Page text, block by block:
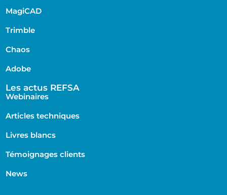
MagiCAD
Trimble
Chaos
Adobe
Les actus REFSA
Webinaires
Articles techniques
Livres blancs
Témoignages clients
News